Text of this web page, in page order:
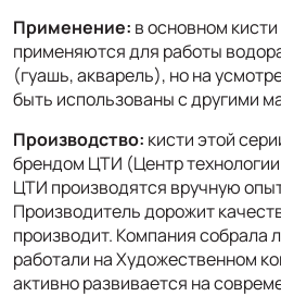
Применение: в основном
применяются для работы
(гуашь, акварель), но на
быть использованы с другими
Производство: кисти этой
брендом ЦТИ (Центр
ЦТИ производятся вручную
Производитель дорожит
производит. Компания собрала
работали на Художественном
активно развивается на